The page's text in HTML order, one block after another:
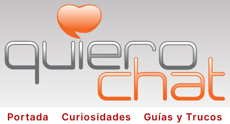
Portada Curiosidades
Guías y Trucos